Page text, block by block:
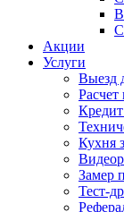
Акции
Услуги
Выезд
Расчет
Кредит
Кухня
Замер
Тест-